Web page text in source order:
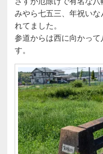
みやら七五三、年祝い
れてました。
参道からは西に向かっ
す。